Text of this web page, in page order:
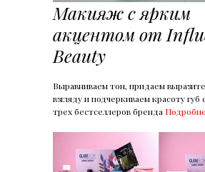
Макияж с ярким
акцентом от
Beauty
Выравниваем тон, придаем
взгляду и подчеркиваем красоту
трех бестселлеров бренда